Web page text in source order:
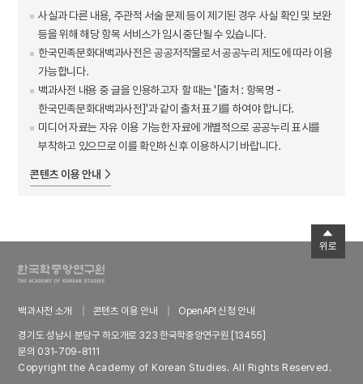
사실과 다른 내용, 주관적 서술 문제 등이 제기된 경우 사실 확인 및 보완
등을 위해 해당 항목 서비스가 임시 중단될 수 있습니다.
한국민족문화대백과사전은 공공저작물로서 공공누리 제도에 따라 이용
가능합니다.
백과사전 내용 중 글을 인용하고자 할 때는 '[출처 : 항목명 -
한국민족문화대백과사전]'과 같이 출처 표기를 하여야 합니다.
미디어 자료는 자유 이용 가능한 자료에 개별적으로 공공누리 표시를
부착하고 있으므로 이를 확인하신 후 이용하시기 바랍니다.
콘텐츠 이용 안내
백과사전 소개 콘텐츠 이용 안내
OpenAPI 신청 안내
경기도 성남시 분당구 하오개로 323 한국학중앙연구원 [13455]
문의 031-709-8111
Copyright the Academy of Korean Studies. All Rights Reserved.
위로